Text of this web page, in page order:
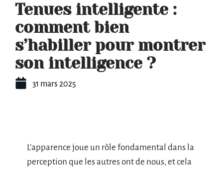
Tenues intelligente :
comment bien
s’habiller pour montrer
son intelligence ?
31 mars 2025
L’apparence joue un rôle fondamental dans la
perception que les autres ont de nous, et cela